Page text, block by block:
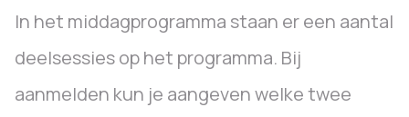
In het middagprogramma staan er een aantal
deelsessies op het programma. Bij
aanmelden kun je aangeven welke twee